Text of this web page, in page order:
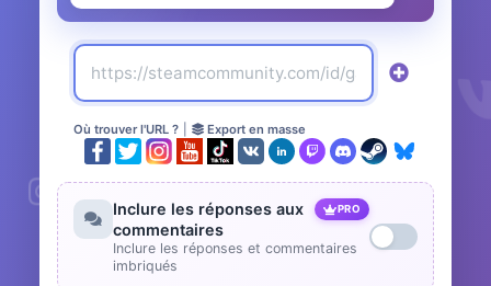
Où trouver l'URL ? Export en masse
Inclure les réponses aux
commentaires
PRO
Inclure les réponses et commentaires
imbriqués